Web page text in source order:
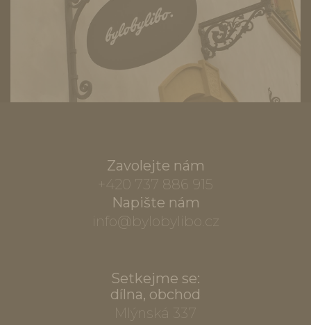
Zavolejte nám
+420 737 886 915
Napište nám
info@bylobylibo.cz
Setkejme se:
dílna, obchod
Mlýnská 337